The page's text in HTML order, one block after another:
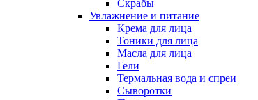
Скрабы
Увлажнение и питание
Крема для лица
Тоники для лица
Масла для лица
Гели
Термальная вода и спреи
Сыворотки